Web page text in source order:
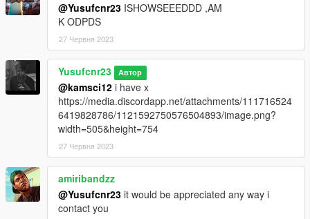
@Yusufcnr23 ISHOWSEEEDDD ,AM
K ODPDS
27 Червня 2023
Yusufcnr23 Автор
@kamsci12 i have x
https://media.discordapp.net/attachments/111716524
6419828786/1121592750576504893/image.png?
width=505&height=754
27 Червня 2023
amiribandzz
@Yusufcnr23 it would be appreciated any way i
contact you